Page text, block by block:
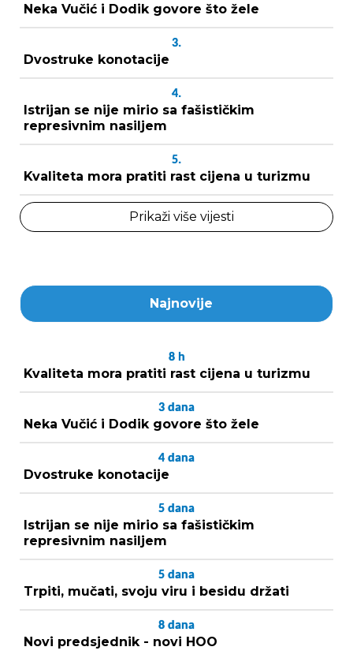
Neka Vučić i Dodik govore što žele
3.
Dvostruke konotacije
4.
Istrijan se nije mirio sa fašističkim
represivnim nasiljem
5.
Kvaliteta mora pratiti rast cijena u turizmu
Prikaži više vijesti
Najnovije
8 h
Kvaliteta mora pratiti rast cijena u turizmu
3 dana
Neka Vučić i Dodik govore što žele
4 dana
Dvostruke konotacije
5 dana
Istrijan se nije mirio sa fašističkim
represivnim nasiljem
5 dana
Trpiti, mučati, svoju viru i besidu držati
8 dana
Novi predsjednik - novi HOO